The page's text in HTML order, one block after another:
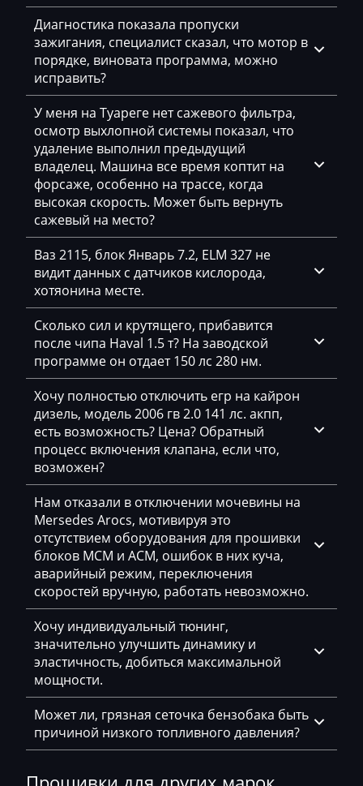
Ropa
RostSelMash
Rottne
Rover
Saab
Saic
Samsung
Sandvik
Sany
Scania
Schaeff
Schaffer
Seat
SEM
Sennebogen
Siloking
Sitrak
Skoda
SMA
Smart
Sollers
Solmec
Soueast
Диагностика показала пропуски
зажигания, специалист сказал, что мотор в
порядке, виновата программа, можно
исправить?
У меня на Туареге нет сажевого фильтра,
осмотр выхлопной системы показал, что
удаление выполнил предыдущий
владелец. Машина все время коптит на
форсаже, особенно на трассе, когда
высокая скорость. Может быть вернуть
сажевый на место?
Ваз 2115, блок Январь 7.2, ELM 327 не
видит данных с датчиков кислорода,
хотяонина месте.
Сколько сил и крутящего, прибавится
после чипа Haval 1.5 т? На заводской
программе он отдает 150 лс 280 нм.
Хочу полностью отключить егр на кайрон
дизель, модель 2006 гв 2.0 141 лс. акпп,
есть возможность? Цена? Обратный
процесс включения клапана, если что,
возможен?
Нам отказали в отключении мочевины на
Mersedes Arocs, мотивируя это
отсутствием оборудования для прошивки
блоков MCM и ACM, ошибок в них куча,
аварийный режим, переключения
скоростей вручную, работать невозможно.
Хочу индивидуальный тюнинг,
значительно улучшить динамику и
эластичность, добиться максимальной
мощности.
Может ли, грязная сеточка бензобака быть
причиной низкого топливного давления?